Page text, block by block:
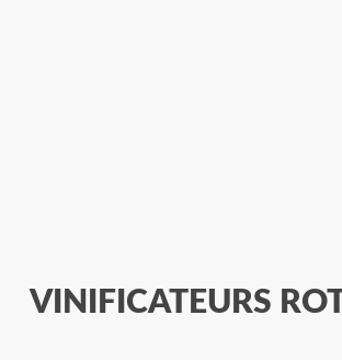
VINIFICATEURS